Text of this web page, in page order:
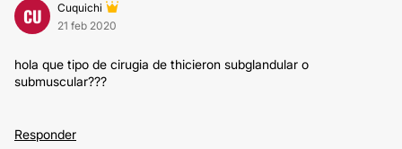
CU
Cuquichi
21 feb 2020
hola que tipo de cirugia de thicieron subglandular o
submuscular???
Responder